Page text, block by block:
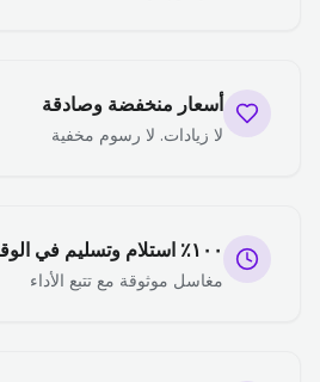
أسعار منخفضة وصادقة
لا زيادات. لا رسوم مخفية
١٠٠٪ استلام وتسليم في الوقت
مغاسل موثوقة مع تتبع الأداء